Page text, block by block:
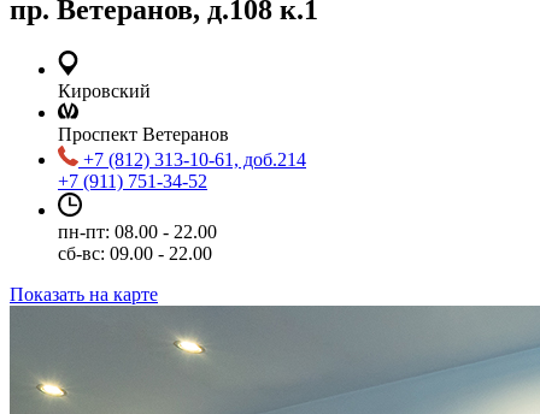
пр. Ветеранов, д.108 к.1
Кировский
Проспект Ветеранов
+7 (812) 313-10-61, доб.214
+7 (911) 751-34-52
пн-пт: 08.00 - 22.00
сб-вс: 09.00 - 22.00
Показать на карте